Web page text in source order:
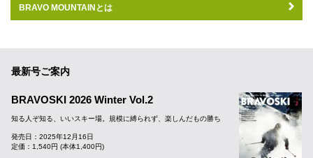
BRAVO MOUNTAINとは
最新号ご案内
BRAVOSKI 2026 Winter Vol.2
知る人ぞ知る、いいスキー場。規模に縛られず、楽しんだもの勝ち
発売日：2025年12月16日
定価：1,540円 (本体1,400円)